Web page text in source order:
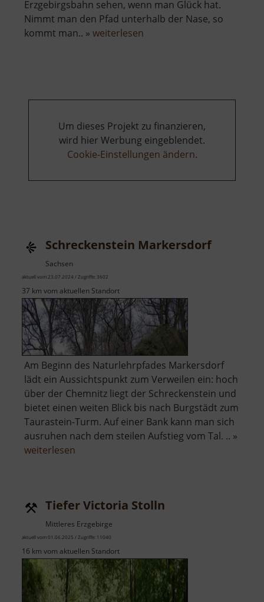
Erzgebirgsbahn sehen, wenn man Glück hat.
Nimmt man den Pfad unterhalb der Nase, so
kommt man.. » weiterlesen
Um dieses Projekt zu finanzieren,
wird hier Werbung eingeblendet.
Cookie-Einstellungen ändern.
Schreckenstein Markersdorf
Sachsen
aktuell vom 23.07.2024 / Zugriffe: 3602
37 km vom aktuellen Standort
Am Beginn des Naturlehrpfades Markersdorf
lädt ein Aussichtspunkt zum Verweilen ein: hoch
über der Chemnitz liegt der Schreckenstein und
bietet einen weiten Blick bis nach Burgstädt zum
Taurastein-Turm. Auf einer Bank kann man sich
ausruhen nach dem steilen Aufstieg vom Tal. .. »
weiterlesen
Tiefer Victoria Stolln
Mittleres Erzgebirge
aktuell vom 01.06.2025 / Zugriffe: 11040
16 km vom aktuellen Standort